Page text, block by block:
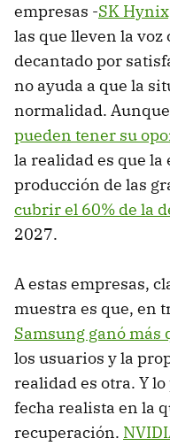
empresas -SK
las que lleven la voz
decantado por
no ayuda a que la
normalidad.
pueden tener su
la realidad es que la
producción de las
cubrir el 60% de la
2027.
A estas empresas,
muestra es que, en
Samsung ganó más
los usuarios y la
realidad es otra. Y
fecha realista en la
recuperación.